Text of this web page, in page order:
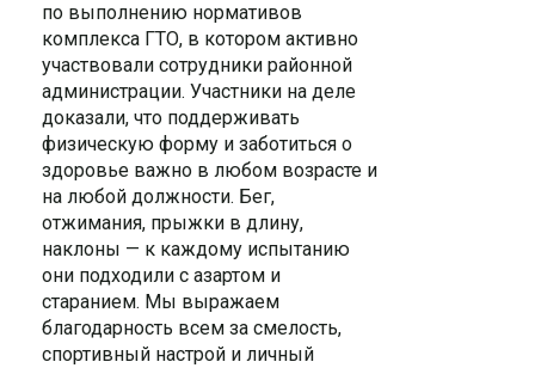
по выполнению нормативов
комплекса ГТО, в котором активно
участвовали сотрудники районной
администрации. Участники на деле
доказали, что поддерживать
физическую форму и заботиться о
здоровье важно в любом возрасте и
на любой должности. Бег,
отжимания, прыжки в длину,
наклоны — к каждому испытанию
они подходили с азартом и
старанием. Мы выражаем
благодарность всем за смелость,
спортивный настрой и личный